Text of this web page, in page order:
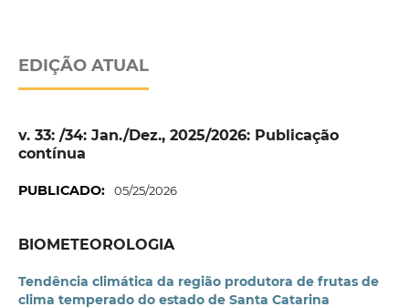
EDIÇÃO ATUAL
v. 33: /34: Jan./Dez., 2025/2026: Publicação
contínua
PUBLICADO: 05/25/2026
BIOMETEOROLOGIA
Tendência climática da região produtora de frutas de
clima temperado do estado de Santa Catarina